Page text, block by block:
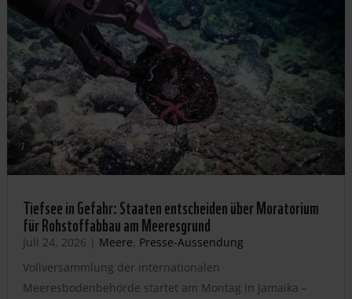
Tiefsee in Gefahr: Staaten entscheiden über Moratorium
für Rohstoffabbau am Meeresgrund
Juli 24, 2026 | Meere, Presse-Aussendung
Vollversammlung der internationalen
Meeresbodenbehörde startet am Montag in Jamaika –